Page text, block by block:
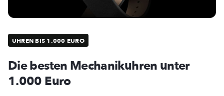
UHREN BIS 1.000 EURO
Die besten Mechanikuhren unter
1.000 Euro